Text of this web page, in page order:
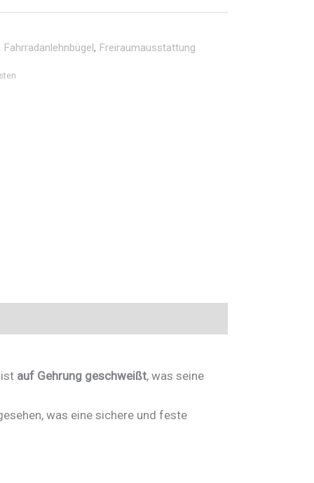
Fahrradanlehnbügel, Freiraumausstattung
auf Gehrung geschweißt, was seine
was eine sichere und feste